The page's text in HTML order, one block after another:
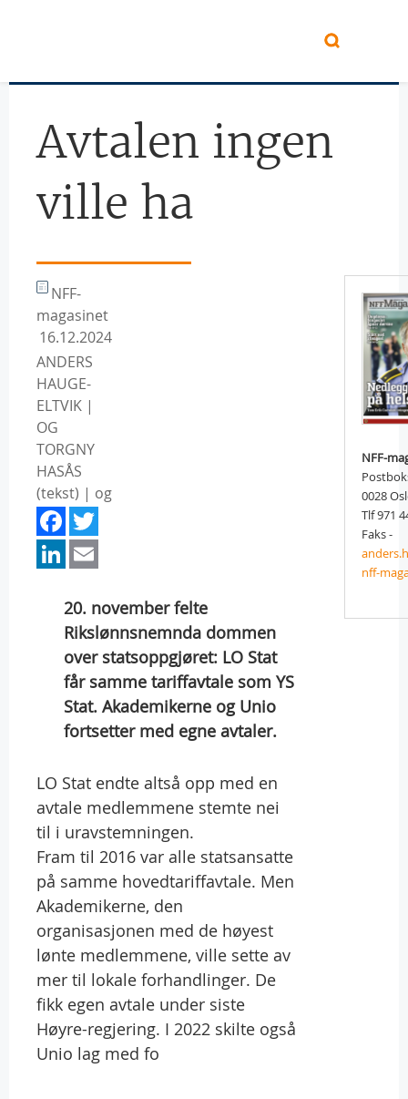
Avtalen ingen
ville ha
NFF-
magasinet
16.12.2024
ANDERS
HAUGE-
ELTVIK |
OG
TORGNY
HASÅS
(tekst) | og
Facebook
LinkedIn
20. november felte
Rikslønnsnemnda dommen
over statsoppgjøret: LO Stat
får samme tariffavtale som YS
Stat. Akademikerne og Unio
fortsetter med egne avtaler.
LO Stat endte altså opp med en
avtale medlemmene stemte nei
til i uravstemningen.
Fram til 2016 var alle statsansatte
på samme hovedtariffavtale. Men
Akademikerne, den
organisasjonen med de høyest
lønte medlemmene, ville sette av
mer til lokale forhandlinger. De
fikk egen avtale under siste
Høyre-regjering. I 2022 skilte også
Unio lag med fo
NFF-
0028
Tlf 971
Faks -
nff-